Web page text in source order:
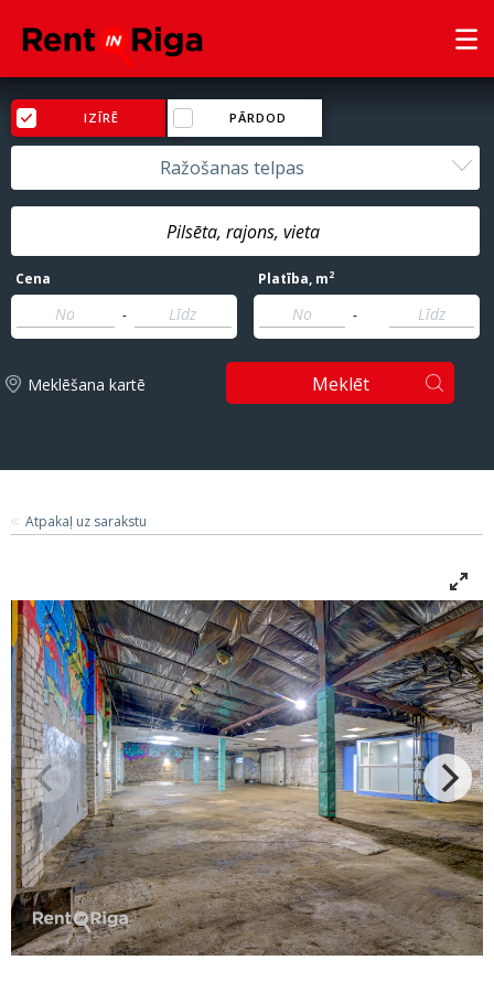
IZĪRĒ PĀRDOD
Ražošanas telpas
Cena
-
Platība, m2
-
Meklēšana kartē Meklēt
Atpakaļ uz sarakstu